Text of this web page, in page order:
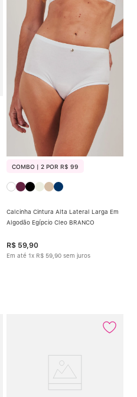
COMBO | 2 POR R$ 99
Calcinha Cintura Alta Lateral Larga Em
Algodão Egípcio Cleo BRANCO
R$ 59,90
Em até 1x R$ 59 90 sem juros